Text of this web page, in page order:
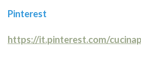
Pinterest
https://it.pinterest.com/